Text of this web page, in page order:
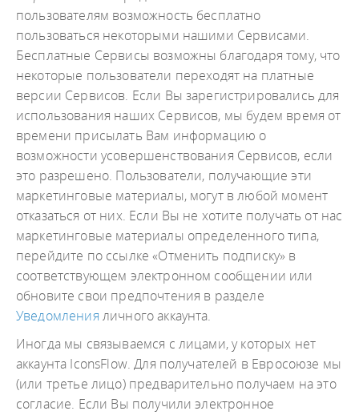
пользователям возможность бесплатно
пользоваться некоторыми нашими Сервисами.
Бесплатные Сервисы возможны благодаря тому, что
некоторые пользователи переходят на платные
версии Сервисов. Если Вы зарегистрировались для
использования наших Сервисов, мы будем время от
времени присылать Вам информацию о
возможности усовершенствования Сервисов, если
это разрешено. Пользователи, получающие эти
маркетинговые материалы, могут в любой момент
отказаться от них. Если Вы не хотите получать от нас
маркетинговые материалы определенного типа,
перейдите по ссылке «Отменить подписку» в
соответствующем электронном сообщении или
обновите свои предпочтения в разделе
Уведомления личного аккаунта.
Иногда мы связываемся с лицами, у которых нет
аккаунта IconsFlow. Для получателей в Евросоюзе мы
(или третье лицо) предварительно получаем на это
согласие. Если Вы получили электронное